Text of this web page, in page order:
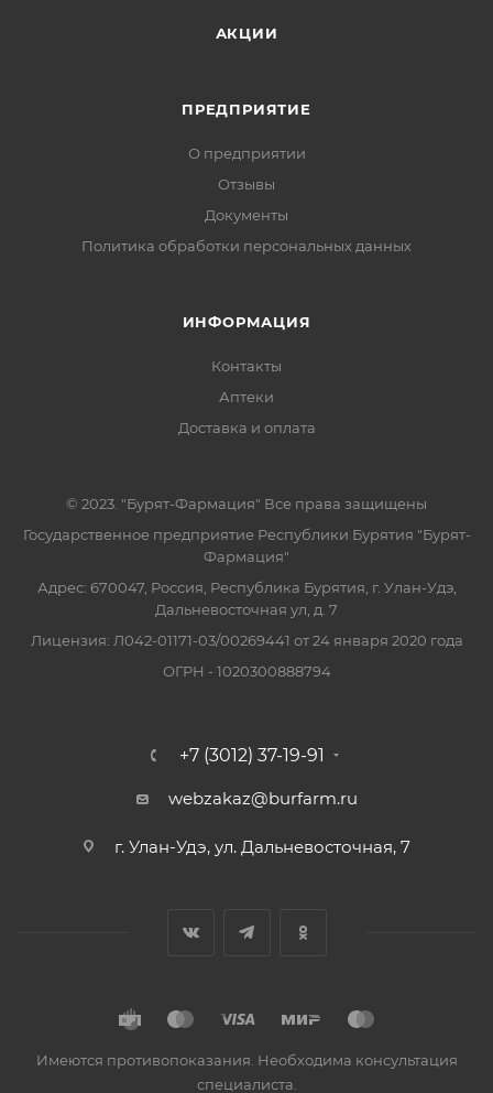
АКЦИИ
ПРЕДПРИЯТИЕ
О предприятии
Отзывы
Документы
Политика обработки персональных данных
ИНФОРМАЦИЯ
Контакты
Аптеки
Доставка и оплата
© 2023. "Бурят-Фармация" Все права защищены
Государственное предприятие Республики Бурятия "Бурят-
Фармация"
Адрес: 670047, Россия, Республика Бурятия, г. Улан-Удэ,
Дальневосточная ул, д. 7
Лицензия: Л042-01171-03/00269441 от 24 января 2020 года
ОГРН - 1020300888794
+7 (3012) 37-19-91
webzakaz@burfarm.ru
г. Улан-Удэ, ул. Дальневосточная, 7
Имеются противопоказания. Необходима консультация
специалиста.